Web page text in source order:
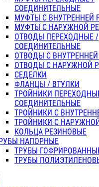
СОЕДИНИТЕЛЬНЫЕ
МУФТЫ С ВНУТРЕННЕЙ
МУФТЫ С НАРУЖНОЙ
ОТВОДЫ ПЕРЕХОДНЫЕ /
СОЕДИНИТЕЛЬНЫЕ
ОТВОДЫ С ВНУТРЕННЕЙ
ОТВОДЫ С НАРУЖНОЙ
СЕДЕЛКИ
ФЛАНЦЫ / ВТУЛКИ
ТРОЙНИКИ
СОЕДИНИТЕЛЬНЫЕ
ТРОЙНИКИ С
ТРОЙНИКИ С
КОЛЬЦА РЕЗИНОВЫЕ
НАПОРНЫЕ
ТРУБЫ
ТРУБЫ